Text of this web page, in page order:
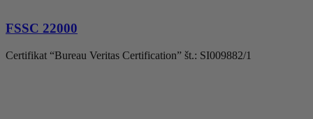
FSSC 22000
Certifikat “Bureau Veritas Certification” št.: SI009882/1